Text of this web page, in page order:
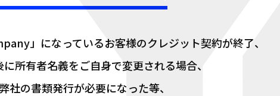
」になっているお客様のクレジット契約が終了、
所有者名義をご自身で変更される場合、
社の書類発行が必要になった等、